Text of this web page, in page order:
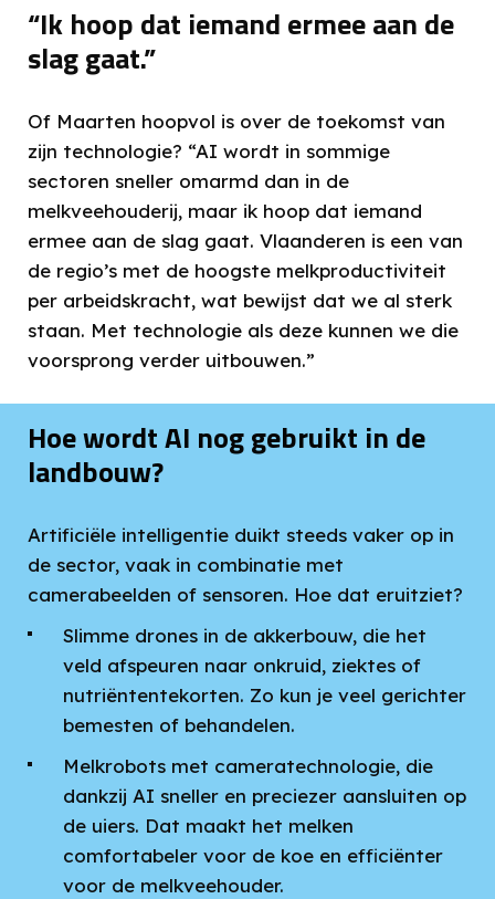
“Ik hoop dat iemand ermee aan de
slag gaat.”
Of Maarten hoopvol is over de toekomst van
zijn technologie? “AI wordt in sommige
sectoren sneller omarmd dan in de
melkveehouderij, maar ik hoop dat iemand
ermee aan de slag gaat. Vlaanderen is een van
de regio’s met de hoogste melkproductiviteit
per arbeidskracht, wat bewijst dat we al sterk
staan. Met technologie als deze kunnen we die
voorsprong verder uitbouwen.”
Hoe wordt AI nog gebruikt in de
landbouw?
Artificiële intelligentie duikt steeds vaker op in
de sector, vaak in combinatie met
camerabeelden of sensoren. Hoe dat eruitziet?
Slimme drones in de akkerbouw, die het
veld afspeuren naar onkruid, ziektes of
nutriëntentekorten. Zo kun je veel gerichter
bemesten of behandelen.
Melkrobots met cameratechnologie, die
dankzij AI sneller en preciezer aansluiten op
de uiers. Dat maakt het melken
comfortabeler voor de koe en efficiënter
voor de melkveehouder.